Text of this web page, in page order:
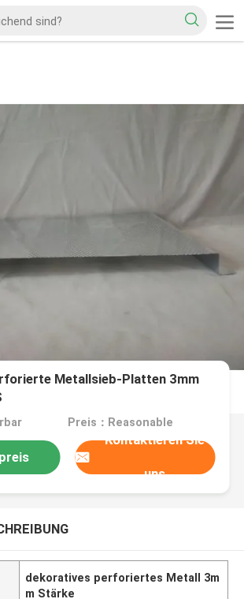
Metallsieb-Platten 3mm
Preis：Reasonable
Kontaktieren Sie
uns
dekoratives perforiertes Metall 3m
m Stärke